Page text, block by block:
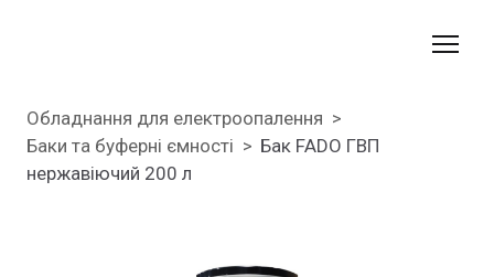
Обладнання для електроопалення
Баки та буферні ємності
Бак FADO ГВП
нержавіючий 200 л